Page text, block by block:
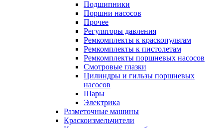
Подшипники
Поршни насосов
Прочее
Регуляторы давления
Ремкомплекты к краскопультам
Ремкомплекты к пистолетам
Ремкомплекты поршневых насосов
Смотровые глазки
Цилиндры и гильзы поршневых
насосов
Шары
Электрика
Разметочные машины
Краскоизмельчители